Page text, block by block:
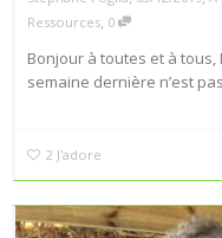
Ressources, 0
Bonjour à toutes et à
semaine dernière n’est
2 J'adore